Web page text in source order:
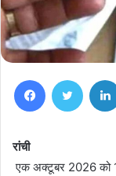
FacebookTwitter
रांची
एक अक्टूबर 2026 को